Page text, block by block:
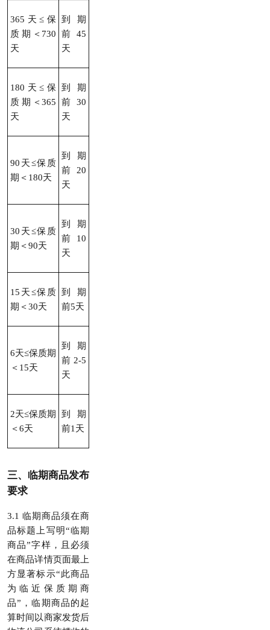
365天≤保
质期＜730
天
到期
前45
天
180天≤保
质期＜365
天
到期
前30
天
90天≤保质
期＜180天
到期
前20
天
30天≤保质
期＜90天
到期
前10
天
15天≤保质
期＜30天
到期
前5天
6天≤保质期
＜15天
到期
前2-5
天
2天≤保质期
＜6天
到期
前1天
三、临期商品发布
要求
3.1 临期商品须在商
品标题上写明“临期
商品”字样，且必须
在商品详情页面最上
方显著标示“此商品
为临近保质期商
品”，临期商品的起
算时间以商家发货后